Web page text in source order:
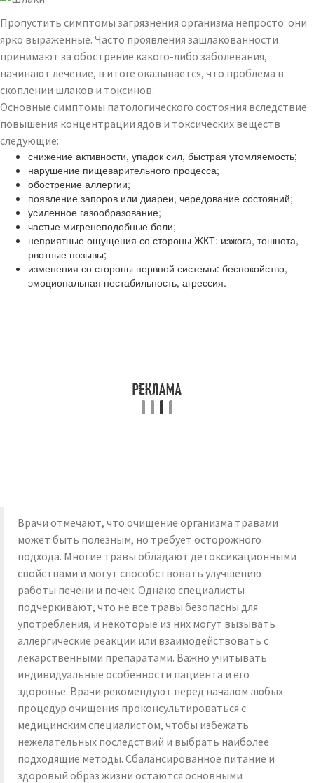
Пропустить симптомы загрязнения организма непросто: они
ярко выраженные. Часто проявления зашлакованности
принимают за обострение какого-либо заболевания,
начинают лечение, в итоге оказывается, что проблема в
скоплении шлаков и токсинов.
Основные симптомы патологического состояния вследствие
повышения концентрации ядов и токсических веществ
следующие:
снижение активности, упадок сил, быстрая утомляемость;
нарушение пищеварительного процесса;
обострение аллергии;
появление запоров или диареи, чередование состояний;
усиленное газообразование;
частые мигренеподобные боли;
неприятные ощущения со стороны ЖКТ: изжога, тошнота,
рвотные позывы;
изменения со стороны нервной системы: беспокойство,
эмоциональная нестабильность, агрессия.
Врачи отмечают, что очищение организма травами
может быть полезным, но требует осторожного
подхода. Многие травы обладают детоксикационными
свойствами и могут способствовать улучшению
работы печени и почек. Однако специалисты
подчеркивают, что не все травы безопасны для
употребления, и некоторые из них могут вызывать
аллергические реакции или взаимодействовать с
лекарственными препаратами. Важно учитывать
индивидуальные особенности пациента и его
здоровье. Врачи рекомендуют перед началом любых
процедур очищения проконсультироваться с
медицинским специалистом, чтобы избежать
нежелательных последствий и выбрать наиболее
подходящие методы. Сбалансированное питание и
здоровый образ жизни остаются основными